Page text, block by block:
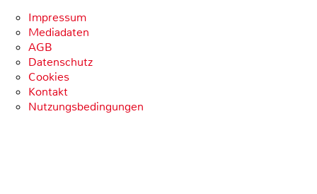
Impressum
Mediadaten
AGB
Datenschutz
Cookies
Kontakt
Nutzungsbedingungen